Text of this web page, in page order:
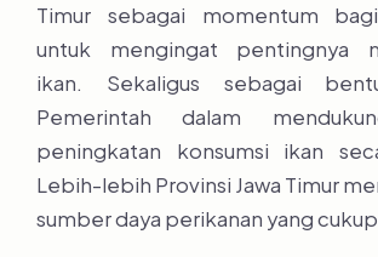
Timur sebagai momentum
untuk mengingat pentingnya
ikan. Sekaligus sebagai
Pemerintah dalam
peningkatan konsumsi ikan
Lebih-lebih Provinsi Jawa Timur
sumber daya perikanan yang